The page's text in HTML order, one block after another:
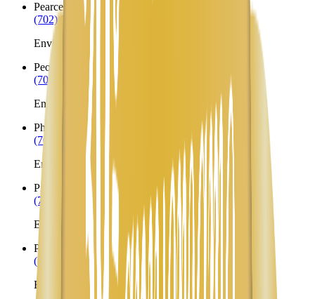
Pearce
(702) 879-8299
Envíos a Nicaragua desde Pearce
Peoria
(702) 879-8299
Envíos a Nicaragua desde Peoria
Phoenix
(702) 879-8299
Envíos a Nicaragua desde Phoenix
Pima
(702) 879-8299
Envíos a Nicaragua desde Pima
Pine
(702) 879-8299
Envíos a Nicaragua desde Pine